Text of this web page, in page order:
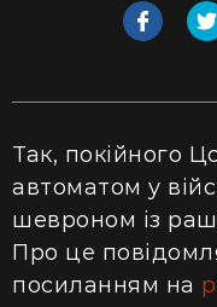
Так, покійного
автоматом у
шевроном із
Про це
посиланням на